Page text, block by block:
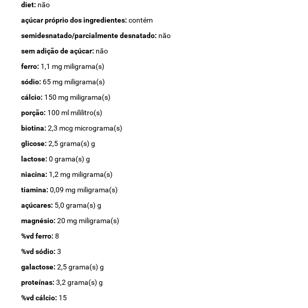
diet: não
açúcar próprio dos ingredientes: contém
semidesnatado/parcialmente desnatado: não
sem adição de açúcar: não
ferro: 1,1 mg miligrama(s)
sódio: 65 mg miligrama(s)
cálcio: 150 mg miligrama(s)
porção: 100 ml mililitro(s)
biotina: 2,3 mcg micrograma(s)
glicose: 2,5 grama(s) g
lactose: 0 grama(s) g
niacina: 1,2 mg miligrama(s)
tiamina: 0,09 mg miligrama(s)
açúcares: 5,0 grama(s) g
magnésio: 20 mg miligrama(s)
%vd ferro: 8
%vd sódio: 3
galactose: 2,5 grama(s) g
proteínas: 3,2 grama(s) g
%vd cálcio: 15